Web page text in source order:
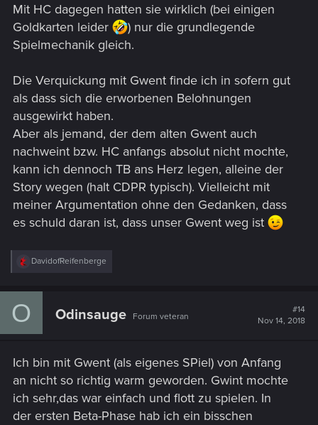
Mit HC dagegen hatten sie wirklich (bei einigen
Goldkarten leider
) nur die grundlegende
Spielmechanik gleich.
Die Verquickung mit Gwent finde ich in sofern gut
als dass sich die erworbenen Belohnungen
ausgewirkt haben.
Aber als jemand, der dem alten Gwent auch
nachweint bzw. HC anfangs absolut nicht mochte,
kann ich dennoch TB ans Herz legen, alleine der
Story wegen (halt CDPR typisch). Vielleicht mit
meiner Argumentation ohne den Gedanken, dass
es schuld daran ist, dass unser Gwent weg ist
R
c
DavidofReifenberge
O Odinsauge Forum veteran
#14
Nov 14, 2018
Ich bin mit Gwent (als eigenes SPiel) von Anfang
an nicht so richtig warm geworden. Gwint mochte
ich sehr,das war einfach und flott zu spielen. In
der ersten Beta-Phase hab ich ein bisschen